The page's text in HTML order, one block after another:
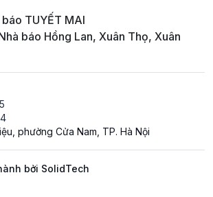
TUYẾT MAI
báo Hồng Lan, Xuân Thọ, Xuân
phường Cửa Nam, TP. Hà Nội
bởi SolidTech